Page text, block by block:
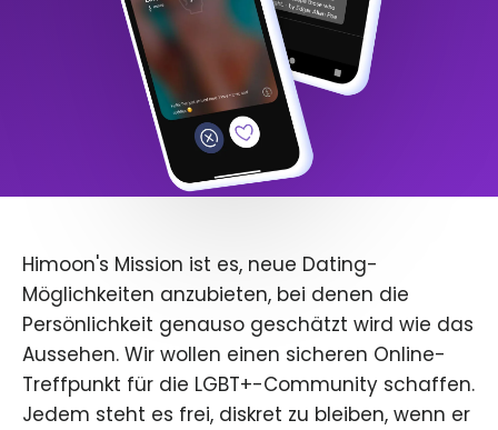
Himoon's Mission ist es, neue Dating-
Möglichkeiten anzubieten, bei denen die
Persönlichkeit genauso geschätzt wird wie das
Aussehen. Wir wollen einen sicheren Online-
Treffpunkt für die LGBT+-Community schaffen.
Jedem steht es frei, diskret zu bleiben, wenn er